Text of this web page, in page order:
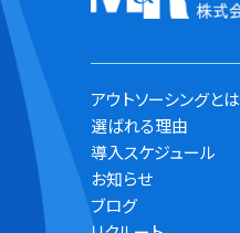
アウトソーシングとは
選ばれる理由
導入スケジュール
お知らせ
ブログ